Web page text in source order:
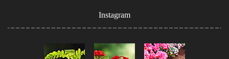
Instagram